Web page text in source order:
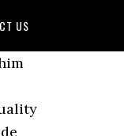
US
juste et précis. Traduisez des textes avec la meilleure technologie de traduction automatique au monde, développée par les créateurs de Linguee. sans faille Übersetzung, Franzosisch - Englisch Wörterbuch, Siehe auc